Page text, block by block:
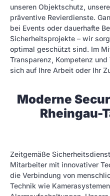
unseren Objektschutz,
präventive Revierdienste.
bei Events oder dauerhafte
Sicherheitsprojekte – wir
optimal geschützt sind. Im
Transparenz, Kompetenz
sich auf Ihre Arbeit oder Ihr
Moderne
Rheingau-
Zeitgemäße
Mitarbeiter mit innovativer
die Verbindung von
Technik wie